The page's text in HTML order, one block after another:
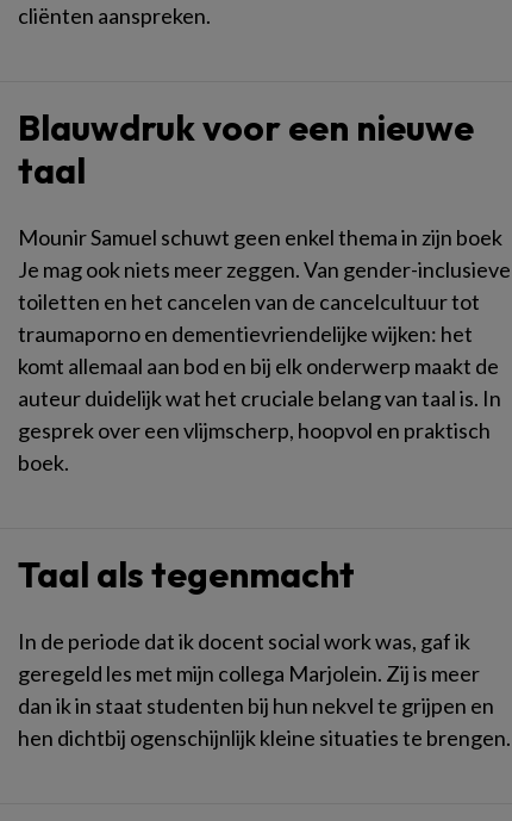
cliënten aanspreken.
Blauwdruk voor een nieuwe
taal
Mounir Samuel schuwt geen enkel thema in zijn boek
Je mag ook niets meer zeggen. Van gender-inclusieve
toiletten en het cancelen van de cancelcultuur tot
traumaporno en dementievriendelijke wijken: het
komt allemaal aan bod en bij elk onderwerp maakt de
auteur duidelijk wat het cruciale belang van taal is. In
gesprek over een vlijmscherp, hoopvol en praktisch
boek.
Taal als tegenmacht
In de periode dat ik docent social work was, gaf ik
geregeld les met mijn collega Marjolein. Zij is meer
dan ik in staat studenten bij hun nekvel te grijpen en
hen dichtbij ogenschijnlijk kleine situaties te brengen.